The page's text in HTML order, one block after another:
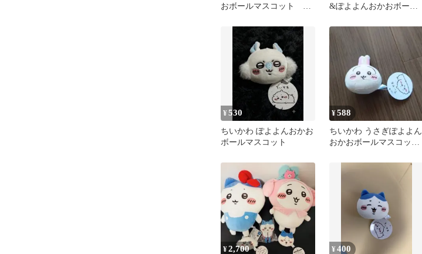
おボールマスコット タ
&ぽよよんおかおボール
¥530
ちいかわ ぽよよんおかお
ボールマスコット
¥588
ちいかわ うさぎぽよよん
おかおボールマスコット
¥2,700 ¥400